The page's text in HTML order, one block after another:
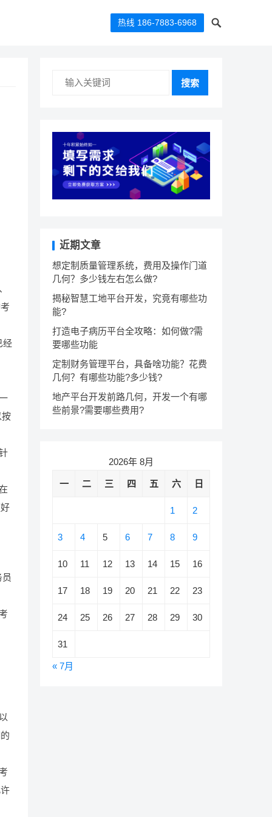
热线 186-7883-6968
经
按
搜索
近期文章
想定制质量管理系统，费用及操作门道
几何？多少钱左右怎么做?
揭秘智慧工地平台开发，究竟有哪些功
能?
打造电子病历平台全攻略：如何做?需
要哪些功能
定制财务管理平台，具备啥功能？花费
几何？有哪些功能?多少钱?
地产平台开发前路几何，开发一个有哪
些前景?需要哪些费用?
2026年 8月
一 二 三 四 五 六 日
1 2
3 4 5 6 7 8 9
10 11 12 13 14 15 16
17 18 19 20 21 22 23
24 25 26 27 28 29 30
31
« 7月